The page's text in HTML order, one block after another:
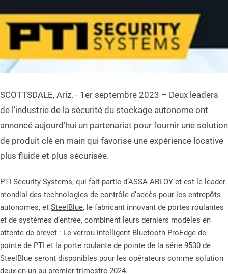
SCOTTSDALE, Ariz. - 1er septembre 2023 – Deux leaders
de l’industrie de la sécurité du stockage autonome ont
annoncé aujourd’hui un partenariat pour fournir une solution
de produit clé en main qui favorise une expérience locative
plus fluide et plus sécurisée.
PTI Security Systems, qui fait partie d’ASSA ABLOY et est le leader
mondial des technologies de contrôle d’accès pour les entrepôts
autonomes, et SteelBlue, le fabricant innovant de portes roulantes
et de systèmes d’entrée, combinent leurs derniers modèles en
attente de brevet : Le verrou intelligent Bluetooth ProEdge de
pointe de PTI et la porte roulante de pointe de la série 9530 de
SteelBlue seront disponibles pour les opérateurs comme solution
deux-en-un au premier trimestre 2024.